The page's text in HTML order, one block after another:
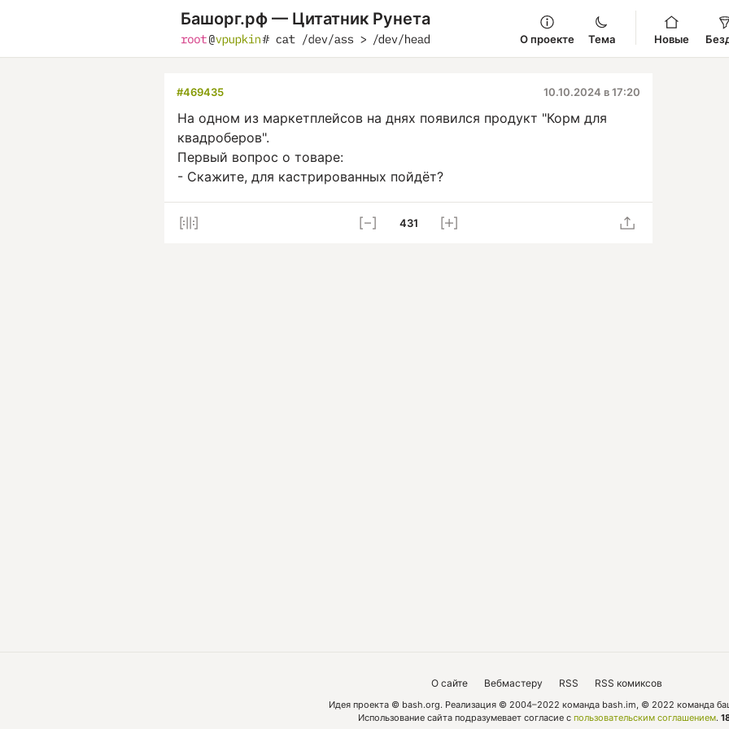
Башорг.рф — Цитатник Рунета
О проекте Тема Новые
#469435 10.10.2024 в 17:20
На одном из маркетплейсов на днях появился продукт "Корм для
квадроберов".
Первый вопрос о товаре:
- Скажите, для кастрированных пойдёт?
431
О сайте Вебмастеру RSS RSS комиксов
Идея проекта © bash.org. Реализация © 2004–2022 команда bash.im, © 2022 команда
Использование сайта подразумевает согласие с пользовательским соглашением.